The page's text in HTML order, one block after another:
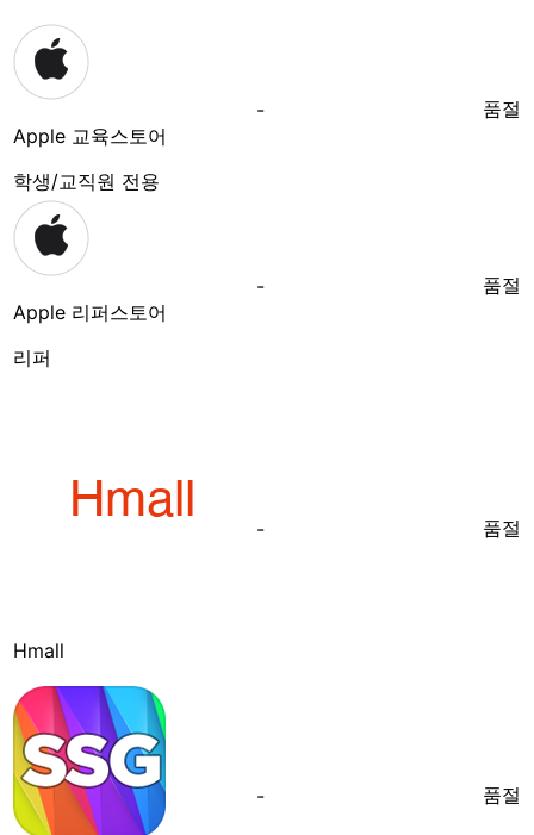
Apple 교육스토어
학생/교직원 전용
- 품절
Apple 리퍼스토어
리퍼
- 품절
Hmall
- 품절
- 품절